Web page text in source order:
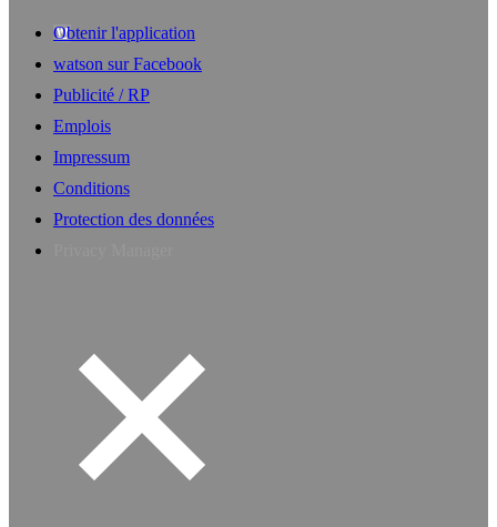
Obtenir l'application
watson sur Facebook
Publicité / RP
Emplois
Impressum
Conditions
Protection des données